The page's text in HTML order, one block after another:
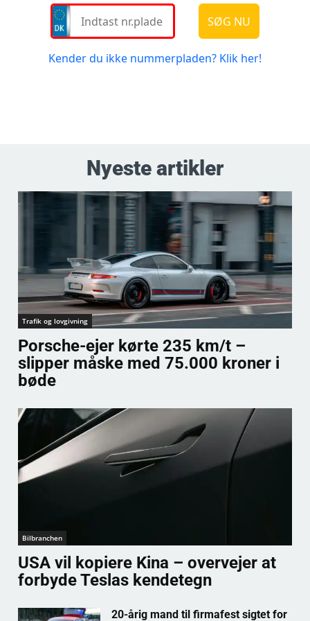
Nyeste artikler
Trafik og lovgivning
Porsche-ejer kørte 235 km/t –
slipper måske med 75.000 kroner i
bøde
Bilbranchen
USA vil kopiere Kina – overvejer at
forbyde Teslas kendetegn
20-årig mand til firmafest sigtet for